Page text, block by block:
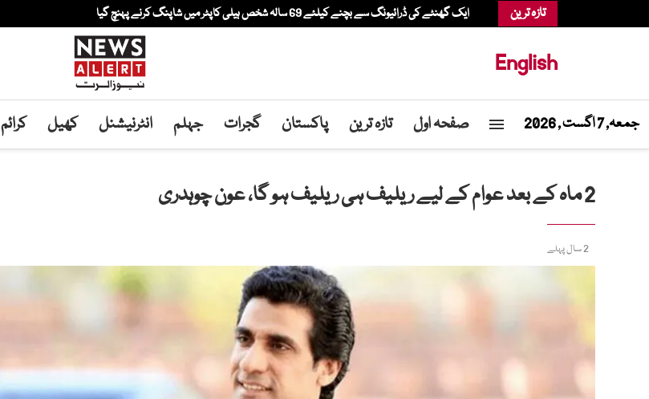
تازہ ترین ایک گھنٹے کی ڈرائیونگ سے بچنے کیلئے 69 سالہ شخص ہیلی کاپٹر میں شاپنگ کرنے پہنچ گیا
English
جمعہ, 7 اگست , 2026 صفحہ اول تازہ ترین پاکستان گجرات جہلم انٹرنیشنل کھیل کرائم
2 ماہ کے بعد عوام کے لیے ریلیف ہی ریلیف ہو گا، عون چوہدری
2 سال پہلے